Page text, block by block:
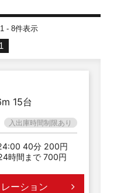
1 - 8件表示
1
15台
入出庫時間制限あり
40分 200円
時間まで 700円
ーション